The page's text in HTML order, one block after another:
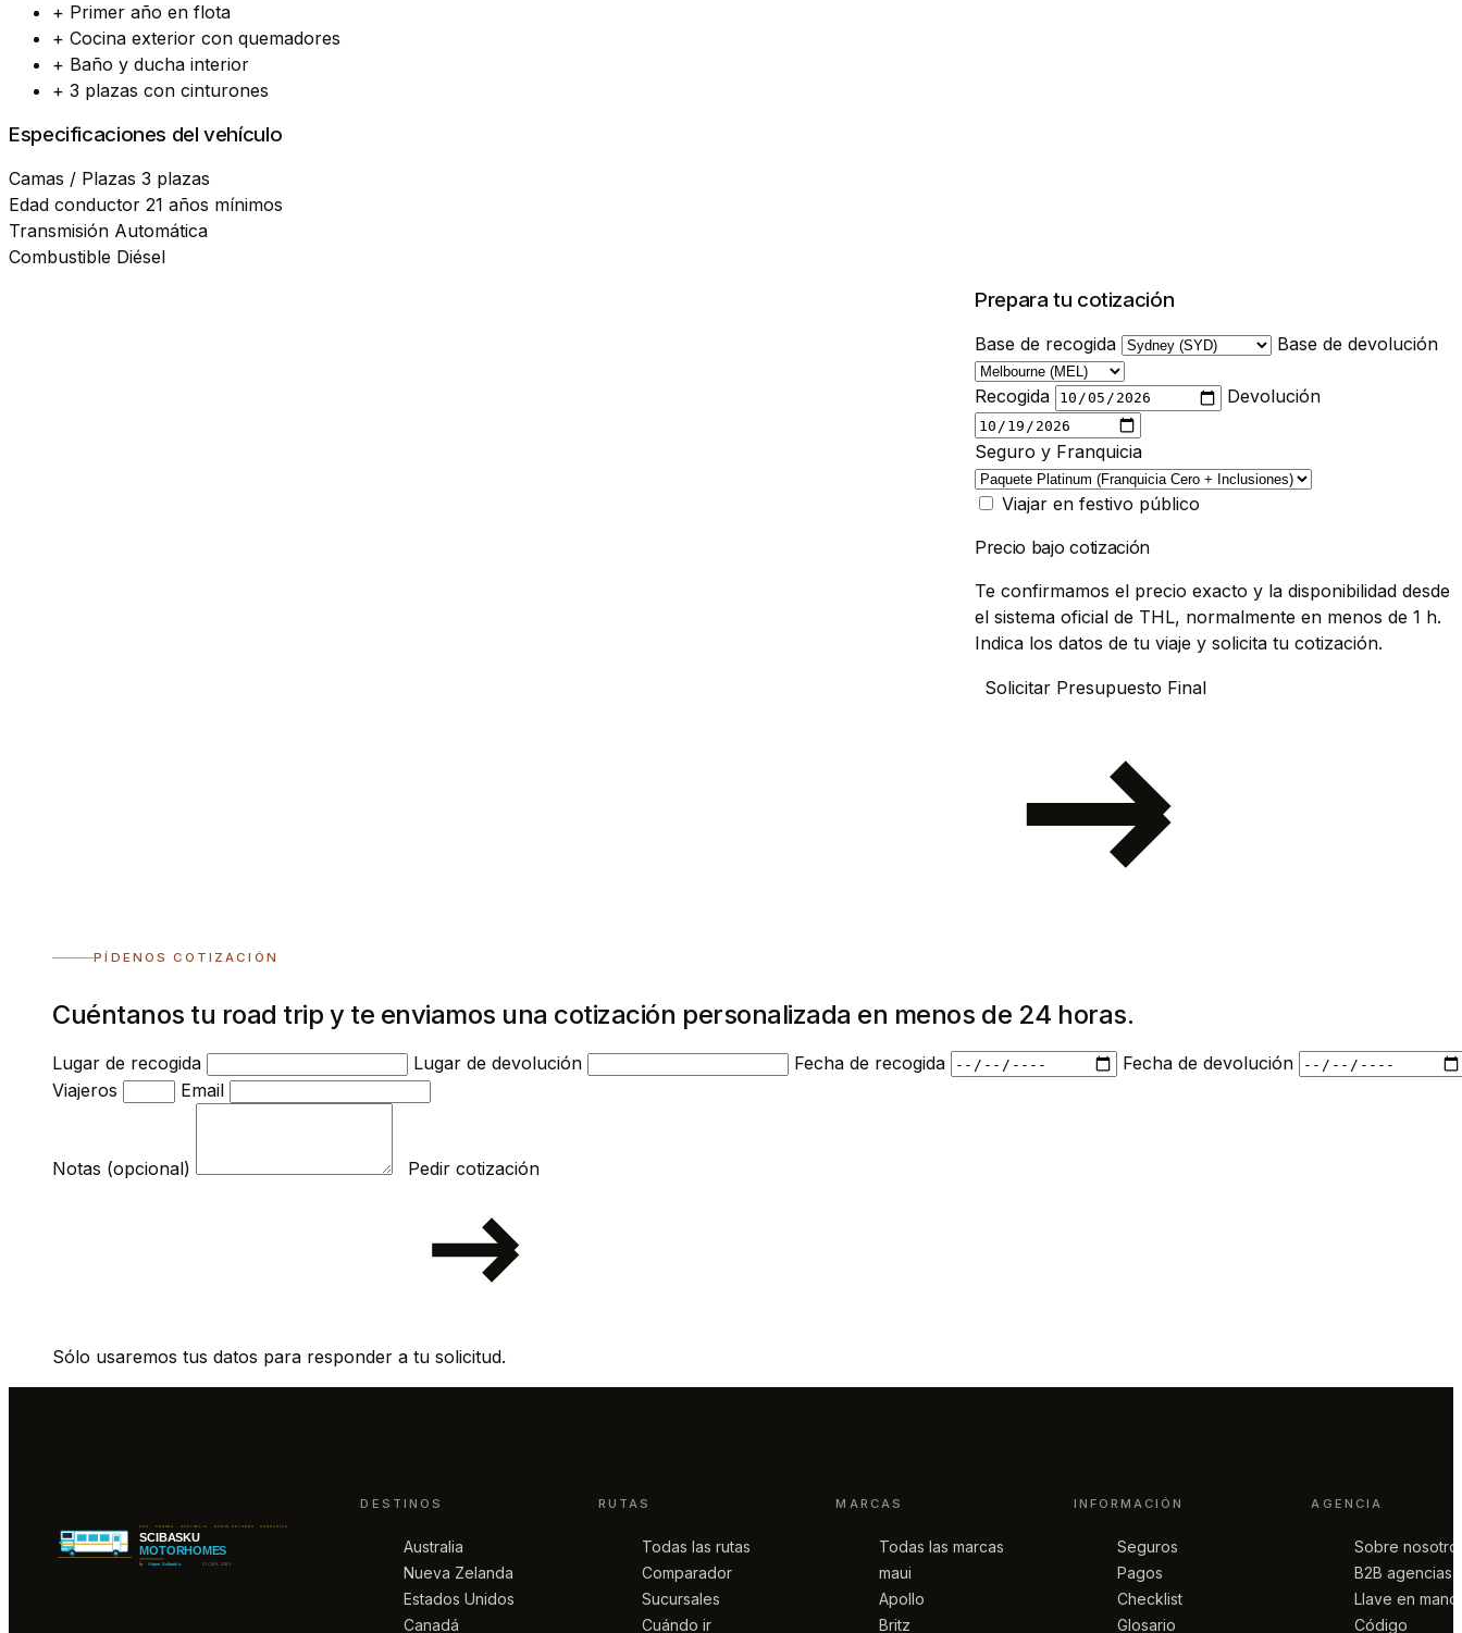
+ Primer año en flota
+ Cocina exterior con quemadores
+ Baño y ducha interior
+ 3 plazas con cinturones
Especificaciones del vehículo
Camas / Plazas 3 plazas
Edad conductor 21 años mínimos
Transmisión Automática
Combustible Diésel
Prepara tu cotización
Base de recogida Base de devolución
Recogida Devolución
Seguro y Franquicia
Viajar en festivo público
Precio bajo cotización
Te confirmamos el precio exacto y la disponibilidad desde
el sistema oficial de THL, normalmente en menos de 1 h.
Indica los datos de tu viaje y solicita tu cotización.
Solicitar Presupuesto Final
PÍDENOS COTIZACIÓN
Cuéntanos tu road trip y te enviamos una cotización personalizada en menos de 24 horas.
Lugar de recogida Lugar de devolución Fecha de recogida
Fecha de devolución
Viajeros
Email
Notas (opcional) Pedir cotización
Sólo usaremos tus datos para responder a tu solicitud.
DESTINOS
Australia
Nueva Zelanda
Estados Unidos
Canadá
RUTAS
Todas las rutas
Comparador
Sucursales
Cuándo ir
MARCAS
Todas las marcas
maui
Apollo
Britz
INFORMACIÓN
Seguros
Pagos
Checklist
Glosario
AGENCIA
Sobre
B2B agencias
Llave en mano
Código